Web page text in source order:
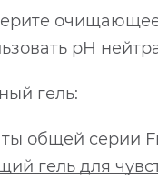
рН
гель:
общей серии
гель для